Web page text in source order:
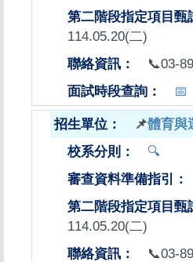
114.05.20(二)
📞03-
📅
📌體育與
🔍
114.05.20(二)
📞03-